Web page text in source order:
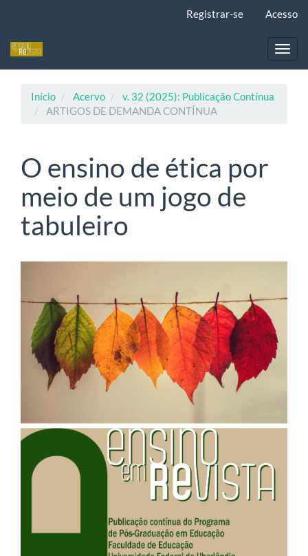
principal
Registrar-se Acesso
Início Acervo
v. 32 (2025): Publicação Contínua
ARTIGOS DE DEMANDA CONTÍNUA
O ensino de ética por
meio de um jogo de
tabuleiro
lateral
de
artigos